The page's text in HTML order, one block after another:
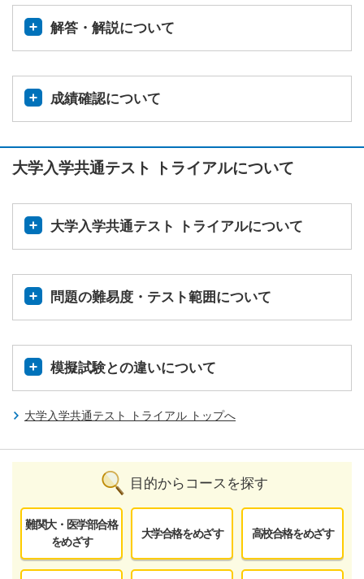
解答・解説について
成績確認について
大学入学共通テスト トライアルについて
大学入学共通テスト トライアルについて
問題の難易度・テスト範囲について
模擬試験との違いについて
大学入学共通テスト トライアル トップへ
目的からコースを探す
難関大・医学部合格
をめざす
大学合格をめざす 高校合格をめざす